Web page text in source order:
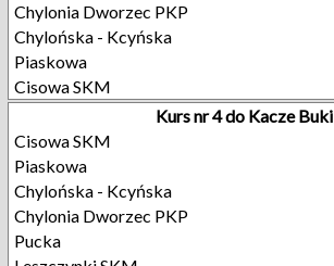
Chylonia Dworzec PKP
Chylońska - Kcyńska
Piaskowa
Cisowa SKM
Kurs nr 4 do Kacze Buki
Cisowa SKM
Piaskowa
Chylońska - Kcyńska
Chylonia Dworzec PKP
Pucka